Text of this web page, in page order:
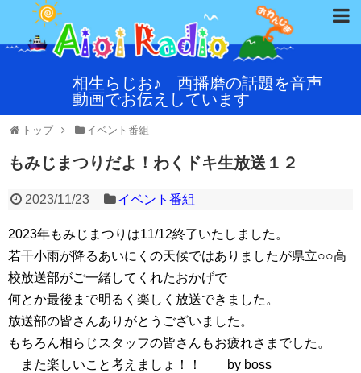
相生らじお♪ 西播磨の話題を音声
動画でお伝えしています
トップ イベント番組
もみじまつりだよ！わくドキ生放送１２
2023/11/23 イベント番組
2023年もみじまつりは11/12終了いたしました。
若干小雨が降るあいにくの天候ではありましたが県立○○高
校放送部がご一緒してくれたおかげで
何とか最後まで明るく楽しく放送できました。
放送部の皆さんありがとうございました。
もちろん相らじスタッフの皆さんもお疲れさまでした。
また楽しいこと考えましょ！！ by boss